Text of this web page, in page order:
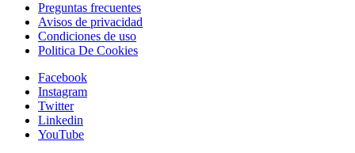
Preguntas frecuentes
Avisos de privacidad
Condiciones de uso
Politica De Cookies
Facebook
Instagram
Twitter
Linkedin
YouTube